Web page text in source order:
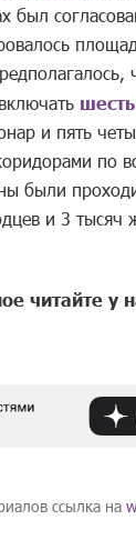
был
и пять
по
были
и 3 тысяч
читайте у
ссылка на